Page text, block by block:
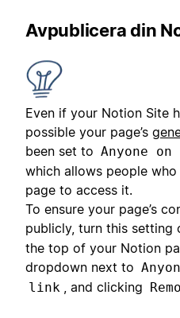
Avpublicera din
Even if your Notion Site
possible your page’s
been set to Anyone
which allows people
page to access it.
To ensure your page’s
publicly, turn this setting
the top of your Notion
dropdown next to
link , and clicking